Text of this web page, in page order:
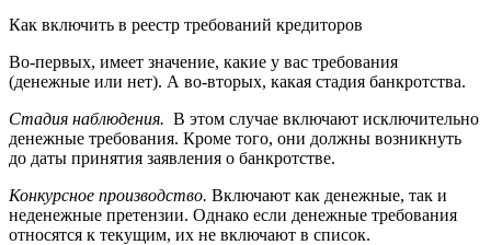
Как включить в реестр требований кредиторов
Во-первых, имеет значение, какие у вас требования
(денежные или нет). А во-вторых, какая стадия банкротства.
Стадия наблюдения. В этом случае включают исключительно
денежные требования. Кроме того, они должны возникнуть
до даты принятия заявления о банкротстве.
Конкурсное производство. Включают как денежные, так и
неденежные претензии. Однако если денежные требования
относятся к текущим, их не включают в список.